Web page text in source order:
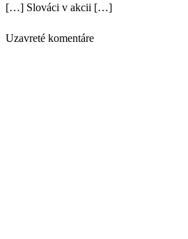
[…] Slováci v akcii […]
Uzavreté komentáre